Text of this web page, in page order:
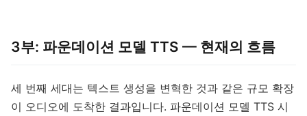
3부: 파운데이션 모델 TTS — 현재의 흐름
세 번째 세대는 텍스트 생성을 변혁한 것과 같은 규모 확장
이 오디오에 도착한 결과입니다. 파운데이션 모델 TTS 시